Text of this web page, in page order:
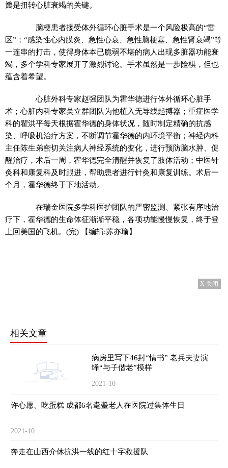
瓣是扭转心脏衰竭的关键。
脑梗患者接受体外循环心脏手术是一个风险极高的“雷
区”；“感染性心内膜炎、急性心衰、急性脑梗塞、急性肾衰竭”等
一连串的打击，使得身体本已脆弱不堪的病人出现多脏器功能衰
竭，多个学科专家展开了激烈讨论。手术虽然是一步险棋，但也
蕴含着希望。
心脏外科专家赵强团队为霍华德进行体外循环心脏手
术；心脏内科专家吴立群团队为他植入无导线起搏器；重症医学
科的瞿洪平每天根据霍华德的身体状况，随时制定精确的抗感
染、呼吸机治疗方案，不断调节霍华德的内环境平衡；神经内科
主任陈生弟密切关注病人神经系统的变化，进行预防脑水肿、促
醒治疗，术后一周，霍华德完全清醒并恢复了肢体活动；中医针
灸科和康复科及时跟进，帮助患者进行针灸和康复训练。术后一
个月，霍华德终于下地活动。
在瑞金医院多学科医护团队的严密监测、紧张有序地治
疗下，霍华德的生命体征渐渐平稳，各项功能慢慢恢复，终于登
上回美国的飞机。(完)
【编辑:苏亦瑜】
X 关闭
相关文章
病房里写下46封“情书” 老兵夫妻演
绎“与子偕老”模样
2021-10
许心愿、吃蛋糕 成都6名耄耋老人在医院过集体生日
2021-10
奔走在山西介休抗洪一线的红十字救援队